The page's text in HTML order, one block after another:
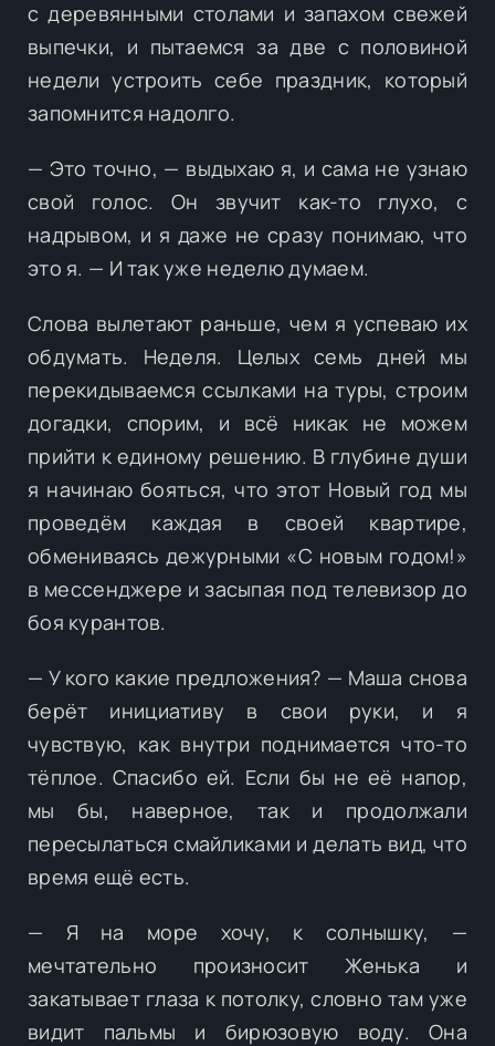
с деревянными столами и запахом свежей
выпечки, и пытаемся за две с половиной
недели устроить себе праздник, который
запомнится надолго.
— Это точно, — выдыхаю я, и сама не узнаю
свой голос. Он звучит как-то глухо, с
надрывом, и я даже не сразу понимаю, что
это я. — И так уже неделю думаем.
Слова вылетают раньше, чем я успеваю их
обдумать. Неделя. Целых семь дней мы
перекидываемся ссылками на туры, строим
догадки, спорим, и всё никак не можем
прийти к единому решению. В глубине души
я начинаю бояться, что этот Новый год мы
проведём каждая в своей квартире,
обмениваясь дежурными «С новым годом!»
в мессенджере и засыпая под телевизор до
боя курантов.
— У кого какие предложения? — Маша снова
берёт инициативу в свои руки, и я
чувствую, как внутри поднимается что-то
тёплое. Спасибо ей. Если бы не её напор,
мы бы, наверное, так и продолжали
пересылаться смайликами и делать вид, что
время ещё есть.
— Я на море хочу, к солнышку, —
мечтательно произносит Женька и
закатывает глаза к потолку, словно там уже
видит пальмы и бирюзовую воду. Она